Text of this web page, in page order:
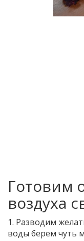
Готовим
воздуха
1. Разводим
воды берем чуть